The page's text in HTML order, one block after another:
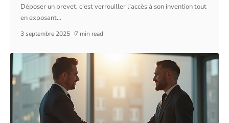
Déposer un brevet, c'est verrouiller l'accès à son invention tout
en exposant…
3 septembre 2025 7 min read